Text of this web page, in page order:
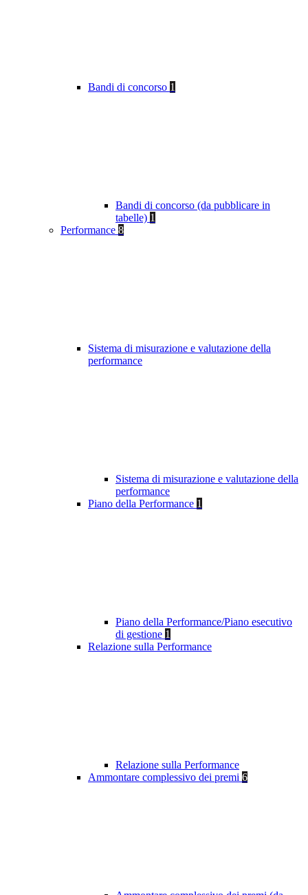
Bandi di concorso 1
Bandi di concorso (da pubblicare in
tabelle) 1
Performance 8
Sistema di misurazione e valutazione della
performance
Sistema di misurazione e valutazione della
performance
Piano della Performance 1
Piano della Performance/Piano esecutivo
di gestione 1
Relazione sulla Performance
Relazione sulla Performance
Ammontare complessivo dei premi 6